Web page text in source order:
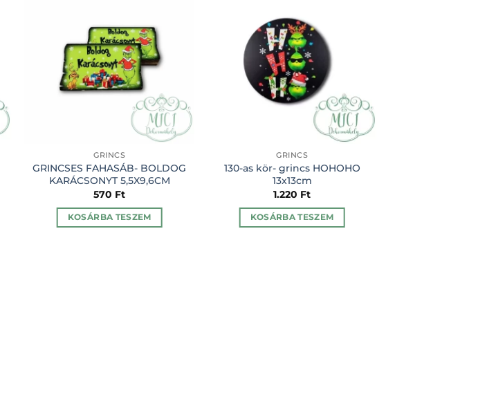
GRINCS
GRINCSES FAHASÁB- BOLDOG
KARÁCSONYT 5,5X9,6CM
570 Ft
KOSÁRBA TESZEM
GRINCS
130-as kör- grincs HOHOHO
13x13cm
1.220 Ft
KOSÁRBA TESZEM